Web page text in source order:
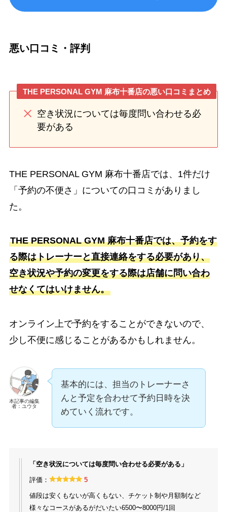
悪い口コミ・評判
THE PERSONAL GYM 麻布十番店の悪い口コミまとめ
空き状況については毎度問い合わせる必
要がある
THE PERSONAL GYM 麻布十番店では、1件だけ
「予約の不便さ」についての口コミがありまし
た。
THE PERSONAL GYM 麻布十番店では、予約をす
る際はトレーナーと直接連絡をする必要があり、
空き状況や予約の変更をする際は店舗に問い合わ
せなくてはいけません。
オンライン上で予約をすることができないので、
少し不便に感じることがあるかもしれません。
本記事の編集
者：ユウタ
基本的には、担当のトレーナーさ
んと予定を合わせて予約日時を決
めていく流れです。
「空き状況については毎度問い合わせる必要がある」
評価： 5
値段は安くもないが高くもない、チケット制や月額制など
様々なコースがあるがだいたい6500〜8000円/1回